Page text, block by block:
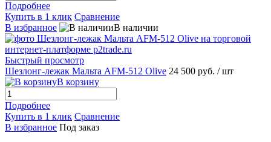
Подробнее
Купить в 1 клик Сравнение
В избранное
В наличии
Быстрый просмотр
Шезлонг-лежак Мальта AFM-512 Olive 24 500 руб. / шт
В корзину
Подробнее
Купить в 1 клик Сравнение
В избранное Под заказ